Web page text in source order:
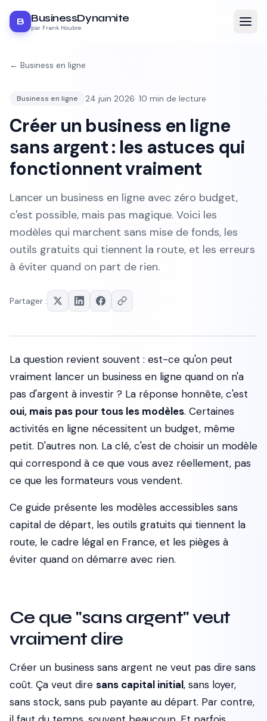
B BusinessDynamite
par Frank Houbre
← Business en ligne
Business en ligne 24 juin 2026· 10 min de lecture
Créer un business en ligne
sans argent : les astuces qui
fonctionnent vraiment
Lancer un business en ligne avec zéro budget,
c'est possible, mais pas magique. Voici les
modèles qui marchent sans mise de fonds, les
outils gratuits qui tiennent la route, et les erreurs
à éviter quand on part de rien.
Partager :
La question revient souvent : est-ce qu'on peut
vraiment lancer un business en ligne quand on n'a
pas d'argent à investir ? La réponse honnête, c'est
oui, mais pas pour tous les modèles. Certaines
activités en ligne nécessitent un budget, même
petit. D'autres non. La clé, c'est de choisir un modèle
qui correspond à ce que vous avez réellement, pas
ce que les formateurs vous vendent.
Ce guide présente les modèles accessibles sans
capital de départ, les outils gratuits qui tiennent la
route, le cadre légal en France, et les pièges à
éviter quand on démarre avec rien.
Ce que "sans argent" veut
vraiment dire
Créer un business sans argent ne veut pas dire sans
coût. Ça veut dire sans capital initial, sans loyer,
sans stock, sans pub payante au départ. Par contre,